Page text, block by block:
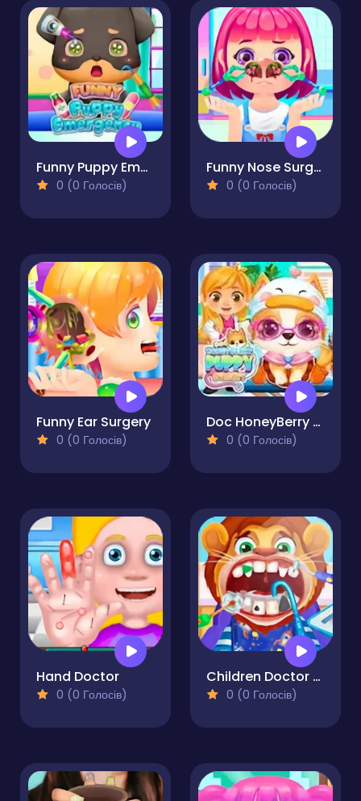
Funny Puppy Emergency
0 (0 Голосів)
Funny Nose Surgery
0 (0 Голосів)
Funny Ear Surgery
0 (0 Голосів)
Doc HoneyBerry Puppy Surgery
0 (0 Голосів)
Hand Doctor
0 (0 Голосів)
Children Doctor Dentist 2
0 (0 Голосів)